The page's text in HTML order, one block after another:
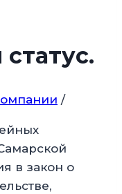
/
в закон о